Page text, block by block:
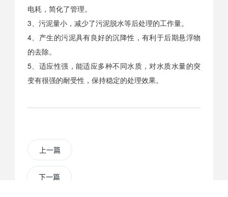
电耗，简化了管理。
3、污泥量小，减少了污泥脱水等后处理的工作量。
4、产生的污泥具有良好的沉降性，有利于后期悬浮物
的去除。
5、适应性强，能适应多种不同水质，对水质水量的突
变有很强的耐受性，保持稳定的处理效果。
上一篇
下一篇